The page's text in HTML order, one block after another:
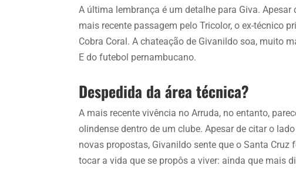
A última lembrança é um detalhe para Giva.
mais recente passagem pelo Tricolor, o ex-técnico
Cobra Coral. A chateação de Givanildo soa, muito
E do futebol pernambucano.
Despedida da área técnica?
A mais recente vivência no Arruda, no entanto,
olindense dentro de um clube. Apesar de citar o
novas propostas, Givanildo sente que o Santa Cruz
tocar a vida que se propôs a viver: ainda que mais